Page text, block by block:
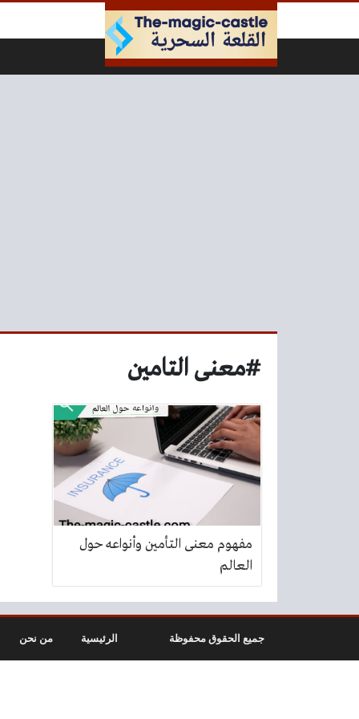
التخطي إلى المحتوى
#معنى التامين
مفهوم معنى التأمين وأنواعه حول
العالم
الرئيسية من نحن جميع الحقوق محفوظة